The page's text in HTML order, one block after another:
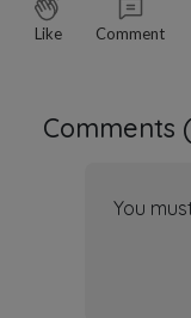
Like Comment
Comments (
You